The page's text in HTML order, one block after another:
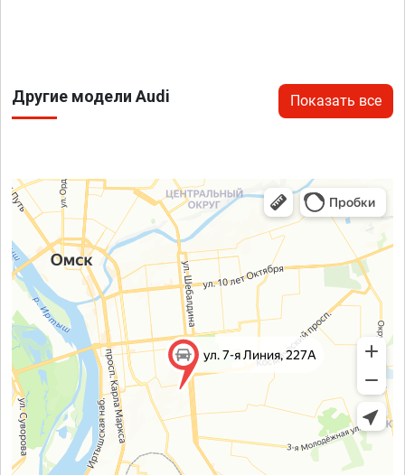
Другие модели Audi Показать все